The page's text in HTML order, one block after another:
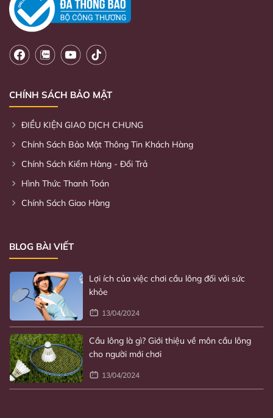
CHÍNH SÁCH BẢO MẬT
ĐIỀU KIỆN GIAO DỊCH CHUNG
Chính Sách Bảo Mật Thông Tin Khách Hàng
Chính Sách Kiểm Hàng - Đổi Trả
Hình Thức Thanh Toán
Chính Sách Giao Hàng
BLOG BÀI VIẾT
cao
31/01/2024
Cầu lông là gì? Giới thiệu về môn cầu lông
cho người mới chơi
13/04/2024
Chọn vợt cho người mới bắt đầu chơi
31/01/2024